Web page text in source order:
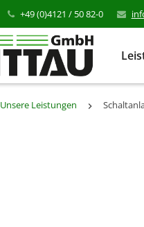
+49 (0)4121 / 50 82-0
Unsere Leistungen